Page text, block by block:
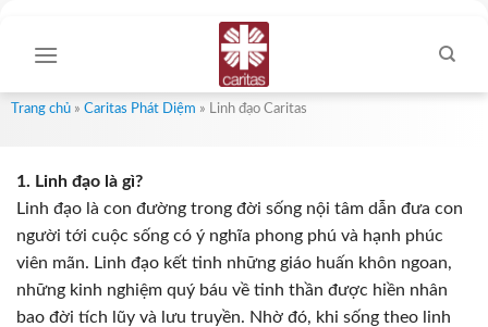
content
Trang chủ » Caritas Phát Diệm » Linh đạo Caritas
1. Linh đạo là gì?
Linh đạo là con đường trong đời sống nội tâm dẫn đưa con
người tới cuộc sống có ý nghĩa phong phú và hạnh phúc
viên mãn. Linh đạo kết tinh những giáo huấn khôn ngoan,
những kinh nghiệm quý báu về tinh thần được hiền nhân
bao đời tích lũy và lưu truyền. Nhờ đó, khi sống theo linh